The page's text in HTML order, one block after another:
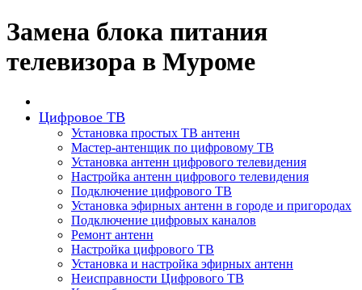
Замена блока питания
телевизора в Муроме
Цифровое ТВ
Установка простых ТВ антенн
Мастер-антенщик по цифровому ТВ
Установка антенн цифрового телевидения
Настройка антенн цифрового телевидения
Подключение цифрового ТВ
Установка эфирных антенн в городе и пригородах
Подключение цифровых каналов
Ремонт антенн
Настройка цифрового ТВ
Установка и настройка эфирных антенн
Неисправности Цифрового ТВ